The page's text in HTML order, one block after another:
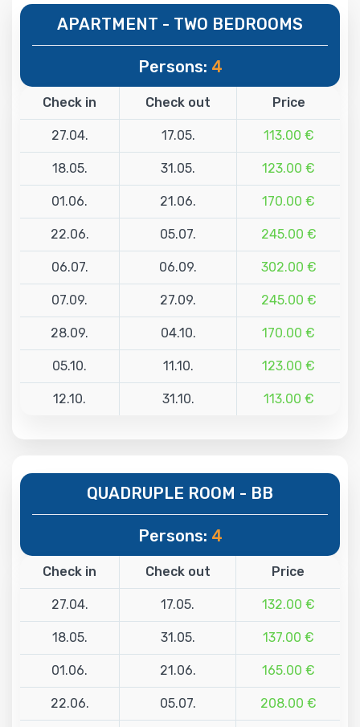
APARTMENT - TWO BEDROOMS
Persons: 4
Check in Check out Price
27.04. 17.05. 113.00 €
18.05. 31.05. 123.00 €
01.06. 21.06. 170.00 €
22.06. 05.07. 245.00 €
06.07. 06.09. 302.00 €
07.09. 27.09. 245.00 €
28.09. 04.10. 170.00 €
05.10. 11.10. 123.00 €
12.10. 31.10. 113.00 €
QUADRUPLE ROOM - BB
Persons: 4
Check in Check out Price
27.04. 17.05. 132.00 €
18.05. 31.05. 137.00 €
01.06. 21.06. 165.00 €
22.06. 05.07. 208.00 €